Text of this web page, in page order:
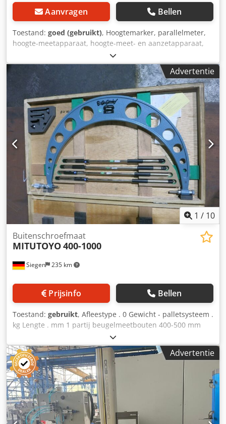
Aanvragen Bellen
Toestand: goed (gebruikt), Hoogtemarker, parallelmeter,
hoogte-meetapparaat, hoogte-meet- en aanzetapparaat,
hoogteaansnijder Dedpfxezcwqds Alisck - Fabrikant: Carl
Mahr, hoogte-meetapparaat - Max. werkhoogte: 550 mm -
Afmetingen: 220/70/H635 mm - Gewicht: 2,2 kgAdvertentie
1 / 10
Siegen 235 km
Buitenschroefmaat
MITUTOYO400-1000
Prijsinfo Bellen
Toestand: gebruikt, Afleestype . 0 Gewicht - palletsysteem .
kg Lengte . mm 1 partij beugelmeetbouten 400-500 mm
700-800 mm 800-900 mm 900-1000 mm De technische
gegevens zijn de specificaties van de fabrikant of de
gebruiker en zijn daarom niet bindend voor ons. Wij
behouden ons het recht voor om tussenverkoop te doen;
uitsluitend onze algemene voorwaarden zijn van
toepassing. Dcedpfx Alsyycxveijk Over ons meer dan 400
machines op voorraad meer dan 15.000 m² opslagruimte,
kraancapaciteit 70 ton meer dan 10.000 artikelen aan
toebehoren voor uw werkplaats Wilt u machines,
Advertentie